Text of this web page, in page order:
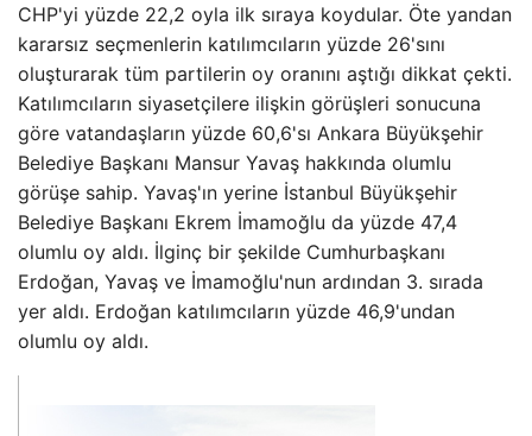
CHP'yi yüzde 22,2 oyla ilk sıraya koydular. Öte yandan
kararsız seçmenlerin katılımcıların yüzde 26'sını
oluşturarak tüm partilerin oy oranını aştığı dikkat çekti.
Katılımcıların siyasetçilere ilişkin görüşleri sonucuna
göre vatandaşların yüzde 60,6'sı Ankara Büyükşehir
Belediye Başkanı Mansur Yavaş hakkında olumlu
görüşe sahip. Yavaş'ın yerine İstanbul Büyükşehir
Belediye Başkanı Ekrem İmamoğlu da yüzde 47,4
olumlu oy aldı. İlginç bir şekilde Cumhurbaşkanı
Erdoğan, Yavaş ve İmamoğlu'nun ardından 3. sırada
yer aldı. Erdoğan katılımcıların yüzde 46,9'undan
olumlu oy aldı.